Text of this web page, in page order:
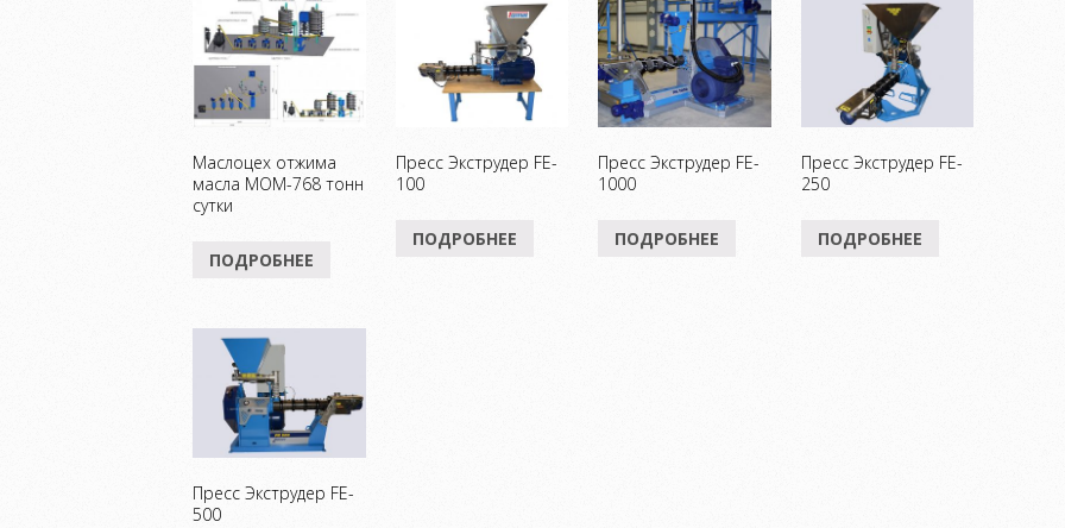
Маслоцех отжима
масла МОМ-768 тонн
сутки
ПОДРОБНЕЕ
Пресс Экструдер FE-
100
ПОДРОБНЕЕ
Пресс Экструдер FE-
1000
ПОДРОБНЕЕ
Пресс Экструдер FE-
250
ПОДРОБНЕЕ
Пресс Экструдер FE-
500